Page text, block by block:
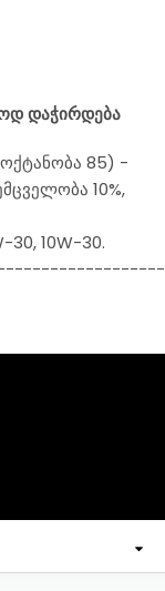
დაჭირდება
85) -
10%,
30, 10W-30.